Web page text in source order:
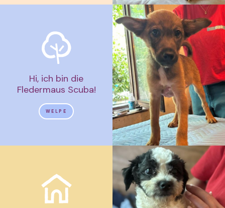
Hi, ich bin die
Fledermaus Scuba!
WELPE